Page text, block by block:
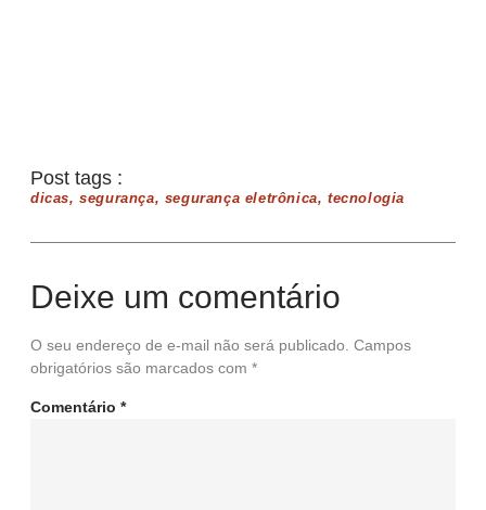
Post tags :
dicas,segurança, segurança eletrônica,tecnologia
Deixe um comentário
O seu endereço de e-mail não será publicado. Campos
obrigatórios são marcados com *
Comentário *